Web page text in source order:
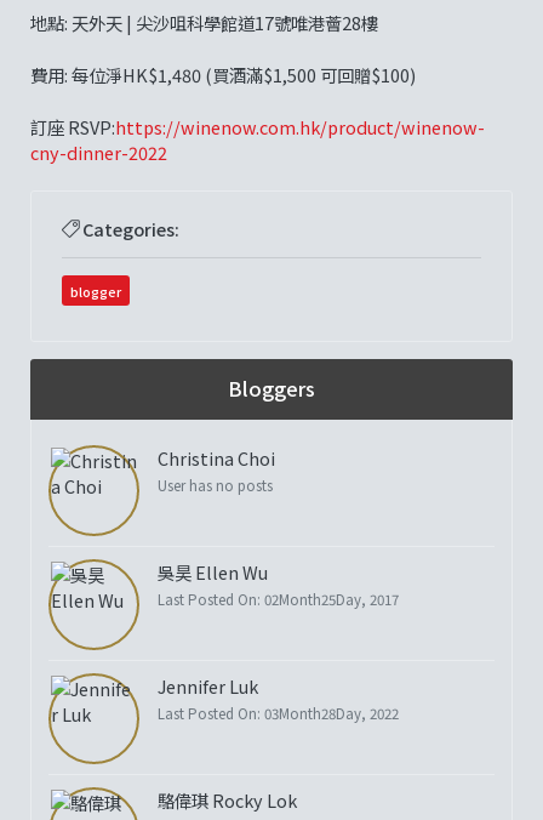
地點: 天外天 | 尖沙咀科學館道17號唯港薈28樓
費用: 每位淨HK$1,480 (買酒滿$1,500 可回贈$100)
訂座 RSVP:https://winenow.com.hk/product/winenow-
cny-dinner-2022
Categories:
blogger
Bloggers
Christina Choi
User has no posts
吳昊 Ellen Wu
Last Posted On: 02Month25Day, 2017
Jennifer Luk
Last Posted On: 03Month28Day, 2022
駱偉琪 Rocky Lok